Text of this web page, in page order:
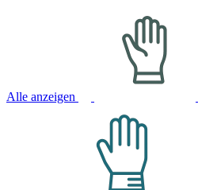
Alle anzeigen